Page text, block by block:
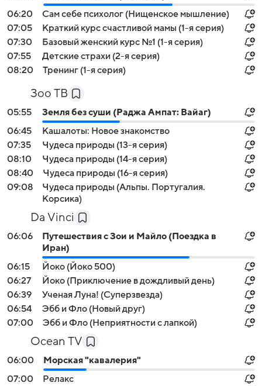
06:20
Сам себе психолог (Нищенское мышление)
07:05
Краткий курс счастливой мамы (1-я серия)
07:30
Базовый женский курс №1 (1-я серия)
07:55
Детские страхи (2-я серия)
08:20
Тренинг (1-я серия)
Зоо ТВ
05:55
Земля без суши (Раджа Ампат: Вайаг)
06:45
Кашалоты: Новое знакомство
07:35
Чудеса природы (13-я серия)
08:10
Чудеса природы (14-я серия)
08:40
Чудеса природы (16-я серия)
09:08
Чудеса природы (Альпы. Португалия.
Корсика)
Da Vinci
06:06
Путешествия с Зои и Майло (Поездка в
Иран)
06:15
Йоко (Йоко 500)
06:27
Йоко (Приключение в дождливый день)
06:39
Ученая Луна! (Суперзвезда)
06:54
Эбб и Фло (Новый друг)
07:00
Эбб и Фло (Неприятности с лапкой)
Ocean TV
06:00
Морская "кавалерия"
07:00
Релакс